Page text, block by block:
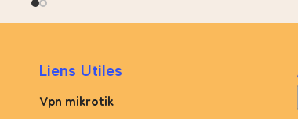
Liens Utiles
Vpn mikrotik